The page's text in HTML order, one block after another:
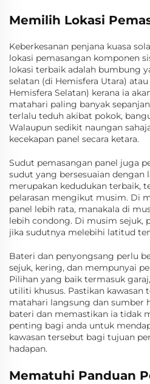
Memilih Lokasi
Keberkesanan penjana kuasa
lokasi pemasangan komponen
lokasi terbaik adalah bumbung
selatan (di Hemisfera Utara)
Hemisfera Selatan) kerana ia
matahari paling banyak
terlalu teduh akibat pokok,
Walaupun sedikit naungan
kecekapan panel secara ketara.
Sudut pemasangan panel juga
sudut yang bersesuaian dengan
merupakan kedudukan terbaik,
pelarasan mengikut musim. Di
panel lebih rata, manakala di
lebih condong. Di musim sejuk,
jika sudutnya melebihi latitud
Bateri dan penyongsang perlu
sejuk, kering, dan mempunyai
Pilihan yang baik termasuk
utiliti khusus. Pastikan kawasan
matahari langsung dan sumber
bateri dan memastikan ia tidak
penting bagi anda untuk
kawasan tersebut bagi tujuan
hadapan.
Mematuhi Panduan